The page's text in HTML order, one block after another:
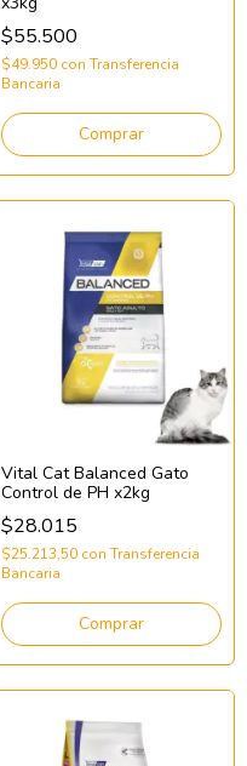
$55.500
$49.950 con Transferencia
Bancaria
Comprar
Vital Cat Balanced Gato
Control de PH x2kg
$28.015
$25.213,50 con Transferencia
Bancaria
Comprar